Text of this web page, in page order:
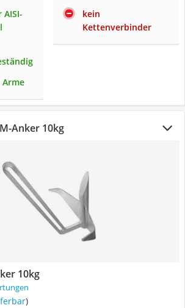
kein
Kettenverbinder
Anker 10kg
10kg
)